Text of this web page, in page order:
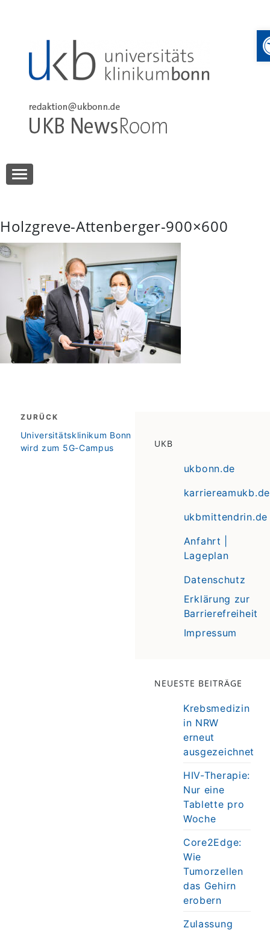
UKB NewsRoom
Holzgreve-Attenberger-900×600
Beitragsnavigation
ZURÜCK
zurück
Universitätsklinikum Bonn
wird zum 5G-Campus
UKB
ukbonn.de
karriereamukb.de
ukbmittendrin.de
Anfahrt |
Lageplan
Datenschutz
Erklärung zur
Barrierefreiheit
Impressum
NEUESTE BEITRÄGE
Krebsmedizin
in NRW
erneut
ausgezeichnet
HIV-Therapie:
Nur eine
Tablette pro
Woche
Core2Edge:
Wie
Tumorzellen
das Gehirn
erobern
Zulassung